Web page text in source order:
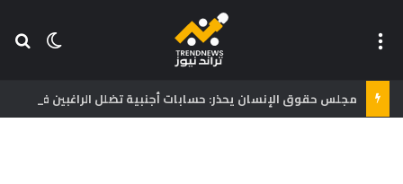
الوضع
مجلس حقوق الإنسان يحذر: حسابات أجنبية تضلل الراغبين في العبور إلى سبتة